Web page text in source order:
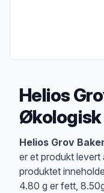
Helios
Helios Grov
er et produkt levert
produktet
4.80 g er fett,